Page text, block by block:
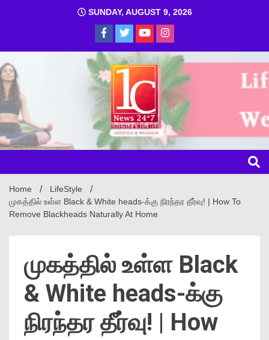
SUNDAY, AUGUST 9, 2026
1C
Home
LifeStyle
முகத்தில் உள்ள Black & White heads-க்கு நிரந்தர தீர்வு! | How To
Remove Blackheads Naturally At Home
முகத்தில் உள்ள Black
& White heads-க்கு
நிரந்தர தீர்வு! | How